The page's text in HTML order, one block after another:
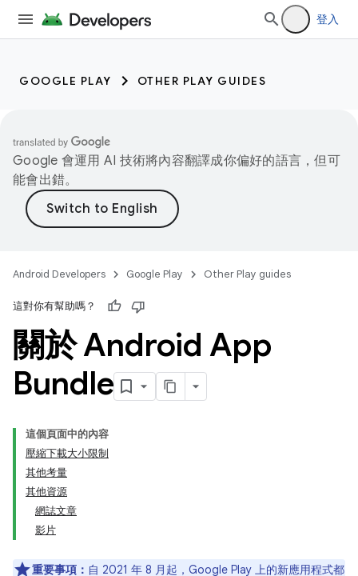
登入
GOOGLE PLAY OTHER PLAY GUIDES
Google 會運用 AI 技術將內容翻譯成你偏好的語言，但可
能會出錯。
Android Developers Google Play Other Play guides
這對你有幫助嗎？
關於 Android App
Bundle
這個頁面中的內容
壓縮下載大小限制
其他考量
其他資源
網誌文章
影片
重要事項： 自 2021 年 8 月起，Google Play 上的新應用程式都